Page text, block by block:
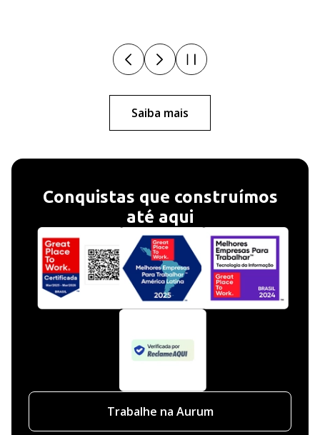
Saiba mais
Conquistas que construímos
até aqui
Trabalhe na Aurum